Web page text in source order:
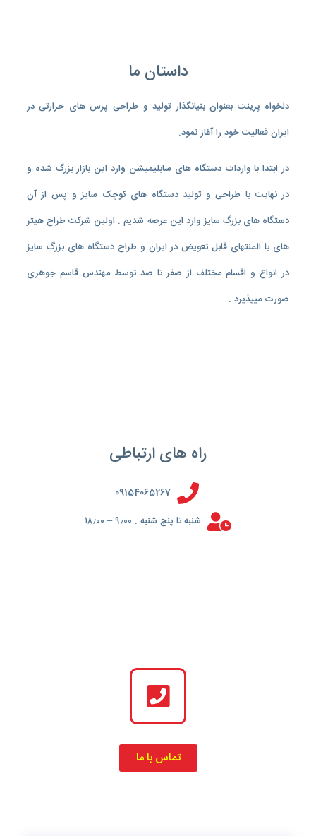
داستان ما
دلخواه پرینت بعنوان بنیانگذار تولید و طراحی پرس های حرارتی در
ایران فعالیت خود را آغاز نمود.
در ابتدا با واردات دستگاه های سابلیمیشن وارد این بازار بزرگ شده و
در نهایت با طراحی و تولید دستگاه های کوچک سایز و پس از آن
دستگاه های بزرگ سایز وارد این عرصه شدیم . اولین شرکت طراح هیتر
های با المنتهای قابل تعویض در ایران و طراح دستگاه های بزرگ سایز
در انواع و اقسام مختلف از صفر تا صد توسط مهندس قاسم جوهری
صورت میپذیرد .
راه های ارتباطی
09154065267
شنبه تا پنج شنبه . ۹٫۰۰ – ۱۸٫۰۰
تماس با ما